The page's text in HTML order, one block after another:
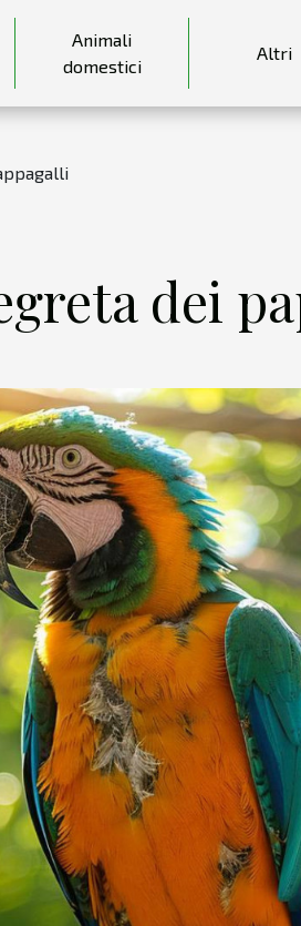
Animali
domestici
Altri
dei